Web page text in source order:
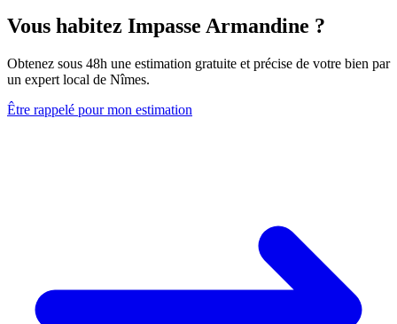
Vous habitez Impasse Armandine ?
Obtenez sous 48h une estimation gratuite et précise de votre bien par
un expert local de Nîmes.
Être rappelé pour mon estimation